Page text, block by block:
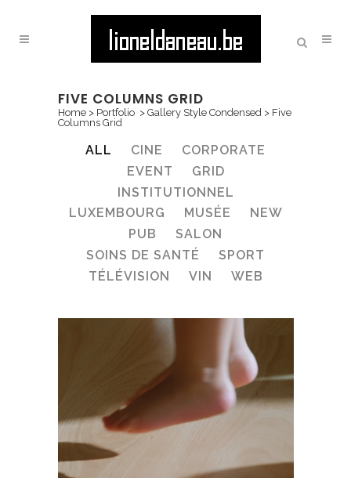
FIVE COLUMNS GRID
Home > Portfolio > Gallery Style Condensed > Five
Columns Grid
ALL CINE
CORPORATE
EVENT
GRID
INSTITUTIONNEL
LUXEMBOURG
MUSÉE
NEW
PUB
SALON
SOINS DE SANTÉ
SPORT
TÉLÉVISION
VIN WEB